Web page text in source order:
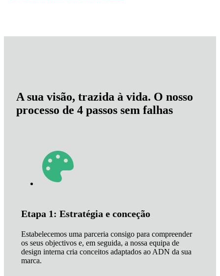
A sua visão, trazida à vida. O nosso
processo de 4 passos sem falhas
Etapa 1: Estratégia e conceção
Estabelecemos uma parceria consigo para compreender
os seus objectivos e, em seguida, a nossa equipa de
design interna cria conceitos adaptados ao ADN da sua
marca.